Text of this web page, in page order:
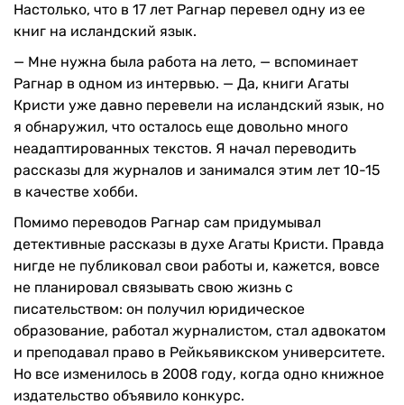
Настолько, что в 17 лет Рагнар перевел одну из ее
книг на исландский язык.
— Мне нужна была работа на лето, — вспоминает
Рагнар в одном из интервью. — Да, книги Агаты
Кристи уже давно перевели на исландский язык, но
я обнаружил, что осталось еще довольно много
неадаптированных текстов. Я начал переводить
рассказы для журналов и занимался этим лет 10-15
в качестве хобби.
Помимо переводов Рагнар сам придумывал
детективные рассказы в духе Агаты Кристи. Правда
нигде не публиковал свои работы и, кажется, вовсе
не планировал связывать свою жизнь с
писательством: он получил юридическое
образование, работал журналистом, стал адвокатом
и преподавал право в Рейкьявикском университете.
Но все изменилось в 2008 году, когда одно книжное
издательство объявило конкурс.